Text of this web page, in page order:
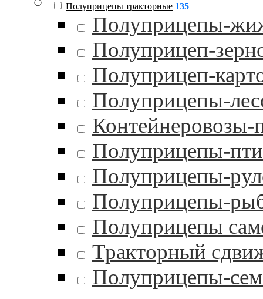
Полуприцепы тракторные 135
Полуприцепы-
Полуприцеп-
Полуприцеп-
Полуприцепы-
Контейнеровозы-
Полуприцепы-
Полуприцепы-
Полуприцепы-
Полуприцепы
Тракторный
Полуприцепы-